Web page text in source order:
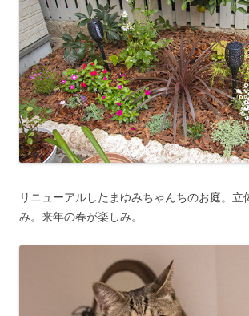
リニューアルしたまゆみちゃんちのお庭。立
み。来年の春が楽しみ。